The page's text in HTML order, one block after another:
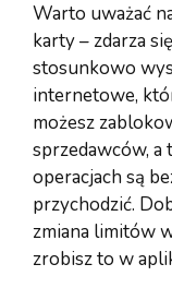
Warto uważać
karty – zdarza
stosunkowo
internetowe,
możesz
sprzedawców, a
operacjach są
przychodzić.
zmiana limitów
zrobisz to w